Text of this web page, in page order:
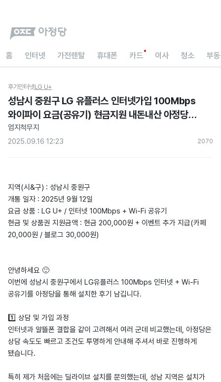
홈 인터넷 가전렌탈 휴대폰 카드 이사 청소 부
후기 인터넷LG U+
성남시 중원구 LG 유플러스 인터넷가입 100Mbps
와이파이 요금(공유기) 현금지원 내돈내산 아정당
후기
엄지척무지
2025.09.16 12:23
2070
지역(시&구) : 성남시 중원구
개통 일자 : 2025년 9월 12일
요금 상품 : LG U+ / 인터넷 100Mbps + Wi-Fi 공유기
현금 및 상품권 지원금액 : 현금 200,000원 + 이벤트 추가 지급(카페
20,000원 / 블로그 30,000원)
안녕하세요 🙂
이번에 성남시 중원구에서 LG유플러스 100Mbps 인터넷 + Wi-Fi
공유기를 아정당을 통해 설치한 후기 남깁니다.
1️⃣ 상담 및 가입 과정
인터넷과 알뜰폰 결합을 같이 고려해서 여러 군데 비교했는데, 아정당은
상담 속도도 빠르고 조건도 투명하게 안내해 주셔서 바로 진행하게
됐습니다.
특히 제가 처음에는 딜라이브 설치를 문의했는데, 성남 지역은 설치가